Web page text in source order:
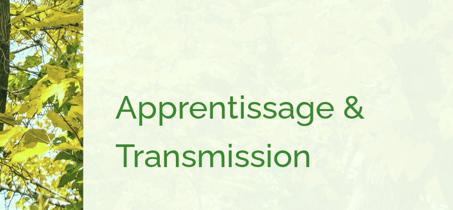
Apprentissage &
Transmission